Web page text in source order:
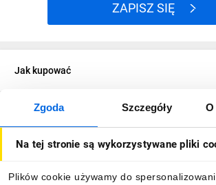
Zgoda Szczegóły
Na tej stronie są wykorzystywane pliki
Plików cookie używamy do
ZAPISZ SIĘ
Jak kupować
O firmie